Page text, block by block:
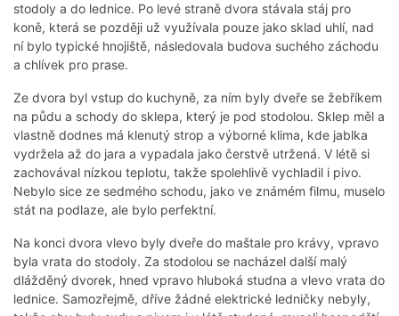
stodoly a do lednice. Po levé straně dvora stávala stáj pro
koně, která se později už využívala pouze jako sklad uhlí, nad
ní bylo typické hnojiště, následovala budova suchého záchodu
a chlívek pro prase.
Ze dvora byl vstup do kuchyně, za ním byly dveře se žebříkem
na půdu a schody do sklepa, který je pod stodolou. Sklep měl a
vlastně dodnes má klenutý strop a výborné klima, kde jablka
vydržela až do jara a vypadala jako čerstvě utržená. V létě si
zachovával nízkou teplotu, takže spolehlivě vychladil i pivo.
Nebylo sice ze sedmého schodu, jako ve známém filmu, muselo
stát na podlaze, ale bylo perfektní.
Na konci dvora vlevo byly dveře do maštale pro krávy, vpravo
byla vrata do stodoly. Za stodolou se nacházel další malý
dlážděný dvorek, hned vpravo hluboká studna a vlevo vrata do
lednice. Samozřejmě, dříve žádné elektrické ledničky nebyly,